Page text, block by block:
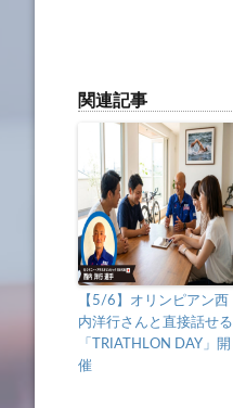
関連記事
【5/6】オリンピアン西
内洋行さんと直接話せる
「TRIATHLON DAY」開
催